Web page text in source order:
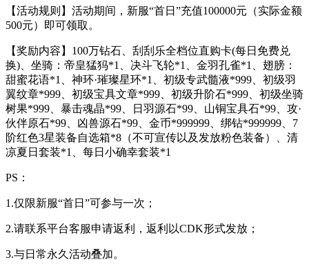
【活动规则】活动期间，新服“首日”充值100000元（实际金额
500元）即可领取。
【奖励内容】100万钻石、刮刮乐全档位直购卡(每日免费兑
换)、坐骑：帝皇猛犸*1、决斗飞轮*1、金羽孔雀*1、翅膀：
甜蜜花语*1、神环·璀璨星环*1、初级专武髓液*999、初级羽
翼纹章*999、初级宝具文章*999、初级升阶石*999、初级坐骑
树果*999、暴击魂晶*99、日羽源石*99、山铜宝具石*99、攻·
伙伴原石*99、凶兽源石*99、金币*999999、绑钻*999999、7
阶红色3星装备自选箱*8（不可宣传以及发放粉色装备）、清
凉夏日套装*1、每日小确幸套装*1
PS：
1.仅限新服“首日”可参与一次；
2.请联系平台客服申请返利，返利以CDK形式发放；
3.与日常永久活动叠加。